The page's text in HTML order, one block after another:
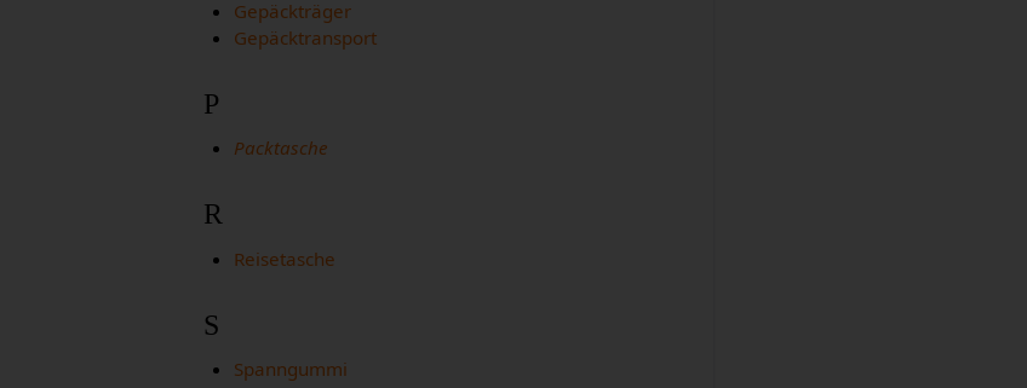
Gepäckträger
Gepäcktransport
P
Packtasche
R
Reisetasche
S
Spanngummi